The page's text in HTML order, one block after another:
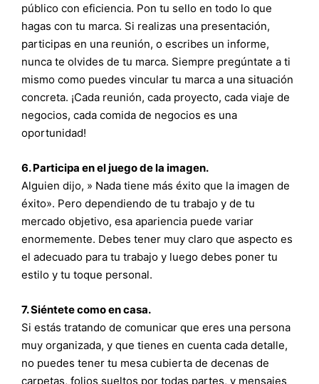
público con eficiencia. Pon tu sello en todo lo que
hagas con tu marca. Si realizas una presentación,
participas en una reunión, o escribes un informe,
nunca te olvides de tu marca. Siempre pregúntate a ti
mismo como puedes vincular tu marca a una situación
concreta. ¡Cada reunión, cada proyecto, cada viaje de
negocios, cada comida de negocios es una
oportunidad!
6. Participa en el juego de la imagen.
Alguien dijo, » Nada tiene más éxito que la imagen de
éxito». Pero dependiendo de tu trabajo y de tu
mercado objetivo, esa apariencia puede variar
enormemente. Debes tener muy claro que aspecto es
el adecuado para tu trabajo y luego debes poner tu
estilo y tu toque personal.
7. Siéntete como en casa.
Si estás tratando de comunicar que eres una persona
muy organizada, y que tienes en cuenta cada detalle,
no puedes tener tu mesa cubierta de decenas de
carpetas, folios sueltos por todas partes, y mensajes